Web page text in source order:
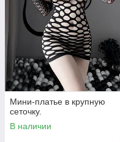
Мини-платье в крупную
сеточку.
В наличии